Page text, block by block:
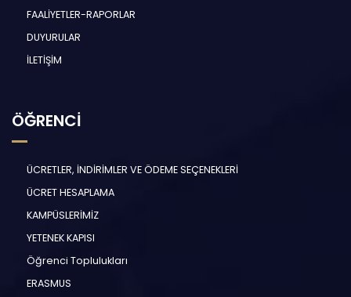
FAALİYETLER-RAPORLAR
DUYURULAR
İLETİŞİM
ÖĞRENCİ
ÜCRETLER, İNDİRİMLER VE ÖDEME SEÇENEKLERİ
ÜCRET HESAPLAMA
KAMPÜSLERİMİZ
YETENEK KAPISI
Öğrenci Toplulukları
ERASMUS